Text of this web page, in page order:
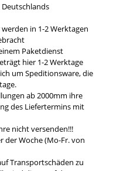
in 1-2 Werktagen
Paketdienst
hier 1-2 Werktage
um Speditionsware, die
ab 2000mm ihre
des Liefertermins mit
nicht versenden!!!
Woche (Mo-Fr. von
Transportschäden zu